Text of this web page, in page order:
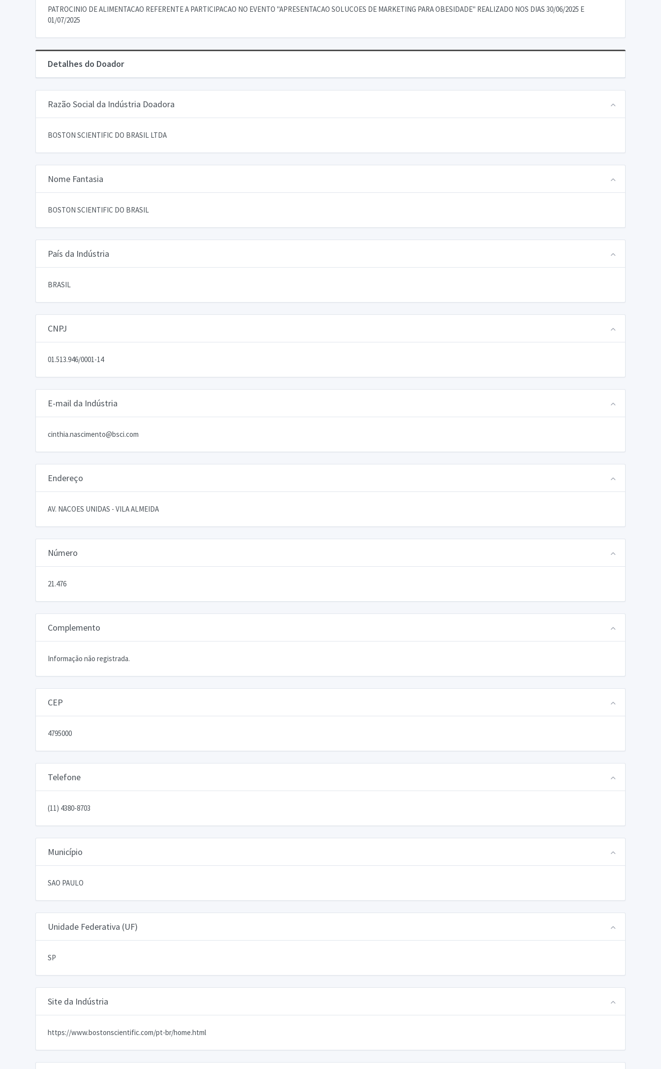
PATROCINIO DE ALIMENTACAO REFERENTE A PARTICIPACAO NO EVENTO "APRESENTACAO SOLUCOES DE MARKETING PARA OBESIDADE" REALIZADO NOS DIAS 30/06/2025 E
01/07/2025
Detalhes do Doador
Razão Social da Indústria Doadora
BOSTON SCIENTIFIC DO BRASIL LTDA
Nome Fantasia
BOSTON SCIENTIFIC DO BRASIL
País da Indústria
BRASIL
CNPJ
01.513.946/0001-14
E-mail da Indústria
cinthia.nascimento@bsci.com
Endereço
AV. NACOES UNIDAS - VILA ALMEIDA
Número
21.476
Complemento
Informação não registrada.
CEP
4795000
Telefone
(11) 4380-8703
Município
SAO PAULO
Unidade Federativa (UF)
SP
Site da Indústria
https://www.bostonscientific.com/pt-br/home.html